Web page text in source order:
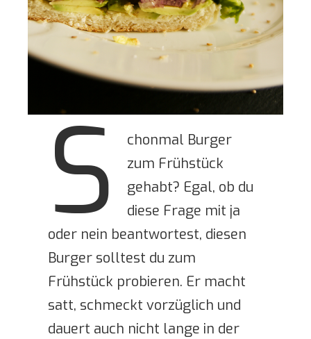
S
chonmal Burger
zum Frühstück
gehabt? Egal, ob du
diese Frage mit ja
oder nein beantwortest, diesen
Burger solltest du zum
Frühstück probieren. Er macht
satt, schmeckt vorzüglich und
dauert auch nicht lange in der